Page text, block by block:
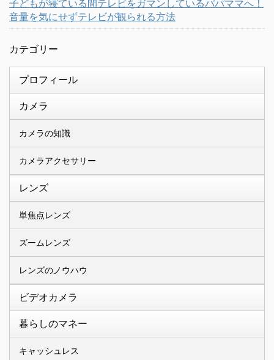
子どもが寝ている間テレビをガマンしているパパママへ！
音量を気にせずテレビが観られる方法
カテゴリー
プロフィール
カメラ
カメラの知識
カメラアクセサリー
レンズ
単焦点レンズ
ズームレンズ
レンズのノウハウ
ビデオカメラ
暮らしのマネー
キャッシュレス